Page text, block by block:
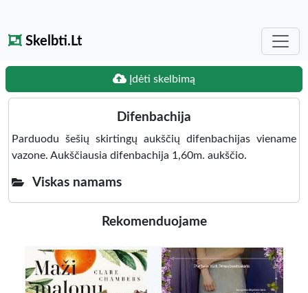
Skelbti.Lt
Įdėti skelbimą
Difenbachija
Parduodu šešių skirtingų aukščių difenbachijas viename
vazone. Aukščiausia difenbachija 1,60m. aukščio.
Viskas namams
Rekomenduojame